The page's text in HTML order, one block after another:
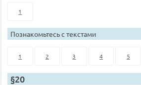
1
Познакомьтесь с текстами
1 2 3 4 5
§20